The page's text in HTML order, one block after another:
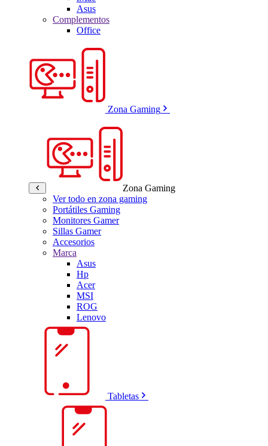
Asus
Complementos
Office
Zona Gaming
Zona Gaming
Ver todo en zona gaming
Portátiles Gaming
Monitores Gamer
Sillas Gamer
Accesorios
Marca
Asus
Hp
Acer
MSI
ROG
Lenovo
Tabletas